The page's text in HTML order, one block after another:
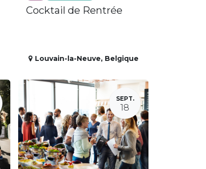
Cocktail de Rentrée
Louvain-la-Neuve, Belgique
SEPT.
18